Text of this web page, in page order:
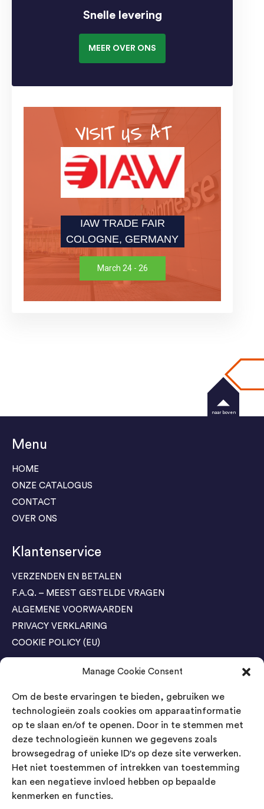
Manage Cookie Consent
Om de beste ervaringen te bieden, gebruiken we
technologieën zoals cookies om apparaatinformatie
op te slaan en/of te openen. Door in te stemmen met
deze technologieën kunnen we gegevens zoals
browsegedrag of unieke ID's op deze site verwerken.
Het niet toestemmen of intrekken van toestemming
kan een negatieve invloed hebben op bepaalde
kenmerken en functies.
Snelle levering
MEER OVER ONS
VISIT US AT
IAW TRADE FAIR
COLOGNE, GERMANY
March 24 - 26
Menu
HOME
ONZE CATALOGUS
CONTACT
OVER ONS
Klantenservice
VERZENDEN EN BETALEN
F.A.Q. – MEEST GESTELDE VRAGEN
ALGEMENE VOORWAARDEN
PRIVACY VERKLARING
COOKIE POLICY (EU)
Agenda Trade Shows
04-05 November / SVG FAIR Winterswijk
Bestel GRATIS kaarten
24-26 March / IAW Trade Fair - Cologne
Bestel GRATIS kaarten
Contact
naar boven